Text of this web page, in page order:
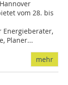
vom 28. bis
Energieberater,
Planer...
mehr